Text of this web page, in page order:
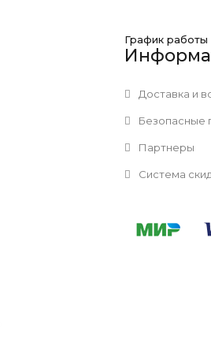
График работы
Доставка и
Безопасные
Партнеры
Система